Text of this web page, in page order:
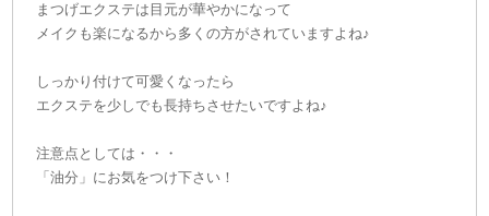
まつげエクステは目元が華やかになって
メイクも楽になるから多くの方がされていますよね♪
しっかり付けて可愛くなったら
エクステを少しでも長持ちさせたいですよね♪
注意点としては・・・
「油分」にお気をつけ下さい！